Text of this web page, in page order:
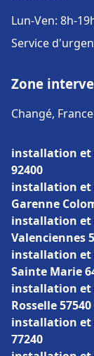
Lun-Ven: 8h-
Service
Zone
Changé, France
installation et
92400
installation et
Garenne
installation et
Valenciennes
installation et
Sainte Marie
installation et
Rosselle 57540
installation et
77240